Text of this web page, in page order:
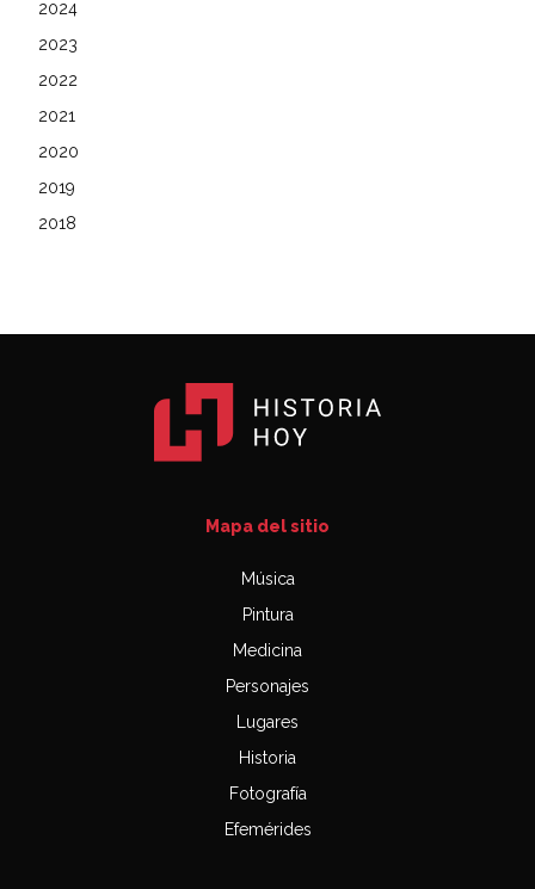
2024
2023
2022
2021
2020
2019
2018
Mapa del sitio
Música
Pintura
Medicina
Personajes
Lugares
Historia
Fotografía
Efemérides